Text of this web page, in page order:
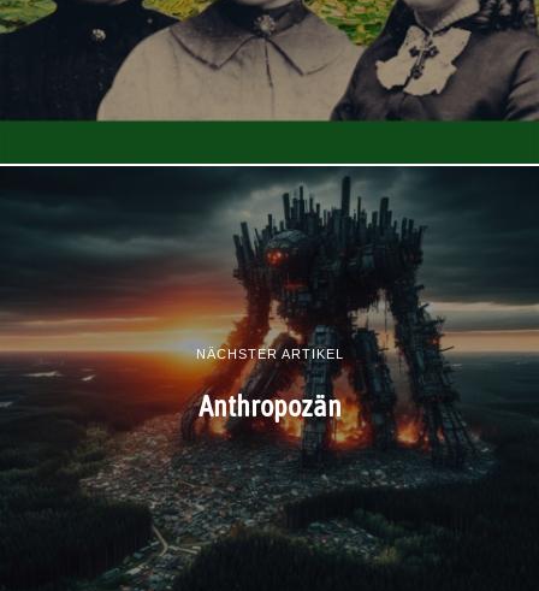
NÄCHSTER ARTIKEL
Anthropozän